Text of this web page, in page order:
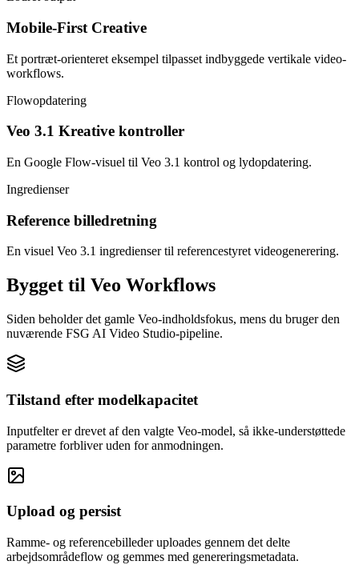
Mobile-First Creative
Et portræt-orienteret eksempel tilpasset indbyggede vertikale video-
workflows.
Flowopdatering
Veo 3.1 Kreative kontroller
En Google Flow-visuel til Veo 3.1 kontrol og lydopdatering.
Ingredienser
Reference billedretning
En visuel Veo 3.1 ingredienser til referencestyret videogenerering.
Bygget til Veo Workflows
Siden beholder det gamle Veo-indholdsfokus, mens du bruger den
nuværende FSG AI Video Studio-pipeline.
Tilstand efter modelkapacitet
Inputfelter er drevet af den valgte Veo-model, så ikke-understøttede
parametre forbliver uden for anmodningen.
Upload og persist
Ramme- og referencebilleder uploades gennem det delte
arbejdsområdeflow og gemmes med genereringsmetadata.